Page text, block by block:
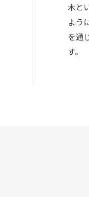
木と
よう
を通
す。